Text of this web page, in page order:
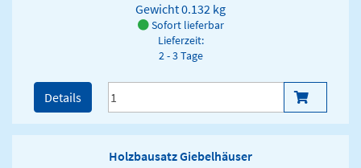
Gewicht0.132 kg
Sofort lieferbar
Lieferzeit:
2 - 3 Tage
Details
Holzbausatz Giebelhäuser